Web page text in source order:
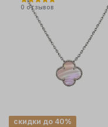
0 отзывов
скидки до 40%